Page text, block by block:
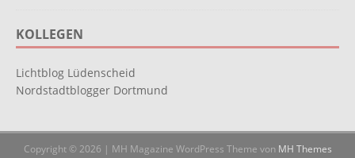
KOLLEGEN
Lichtblog Lüdenscheid
Nordstadtblogger Dortmund
Copyright © 2026 | MH Magazine WordPress Theme von MH Themes